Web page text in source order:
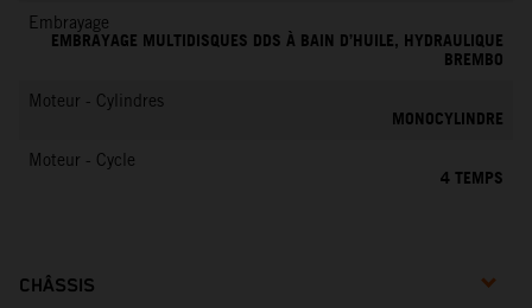
Embrayage
EMBRAYAGE MULTIDISQUES DDS À BAIN D’HUILE, HYDRAULIQUE
BREMBO
Moteur - Cylindres
MONOCYLINDRE
Moteur - Cycle
4 TEMPS
CHÂSSIS